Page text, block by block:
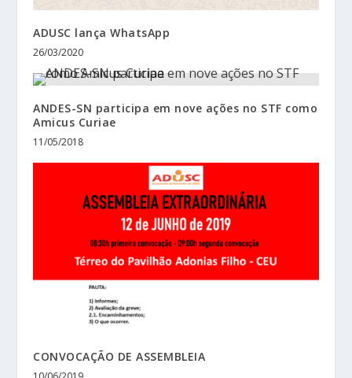
ADUSC lança WhatsApp
26/03/2020
ANDES-SN participa em nove ações no STF como
Amicus Curiae
11/05/2018
CONVOCAÇÃO DE ASSEMBLEIA